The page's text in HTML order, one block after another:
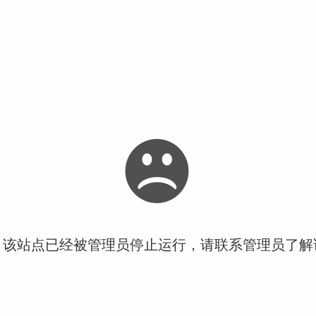
站点已经被管理员停止运行，请联系管理员了